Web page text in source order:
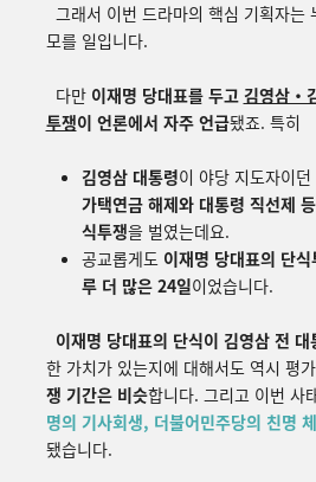
그래서 이번 드라마의 핵심 기획자는
모를 일입니다.
다만 이재명 당대표를 두고 김영삼・
투쟁이 언론에서 자주 언급됐죠. 특히
김영삼 대통령이 야당 지도자이
가택연금 해제와 대통령 직선제
식투쟁을 벌였는데요.
공교롭게도 이재명 당대표의 단
루 더 많은 24일이었습니다.
이재명 당대표의 단식이 김영삼 전 대
한 가치가 있는지에 대해서도 역시 평
쟁 기간은 비슷합니다. 그리고 이번 사
명의 기사회생, 더불어민주당의 친명
됐습니다.